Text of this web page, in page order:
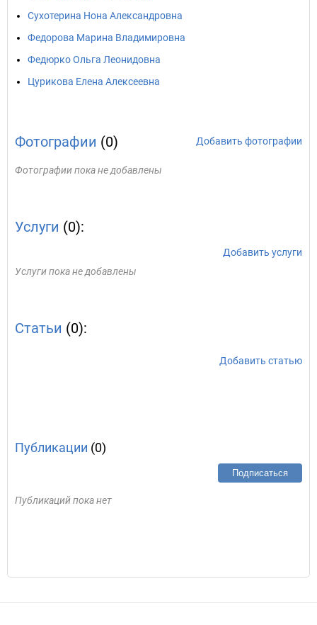
Сухотерина Нона Александровна
Федорова Марина Владимировна
Федюрко Ольга Леонидовна
Цурикова Елена Алексеевна
Фотографии (0) Добавить фотографии
Фотографии пока не добавлены
Услуги (0):
Добавить услуги
Услуги пока не добавлены
Статьи (0):
Добавить статью
Публикации (0)
Подписаться
Публикаций пока нет